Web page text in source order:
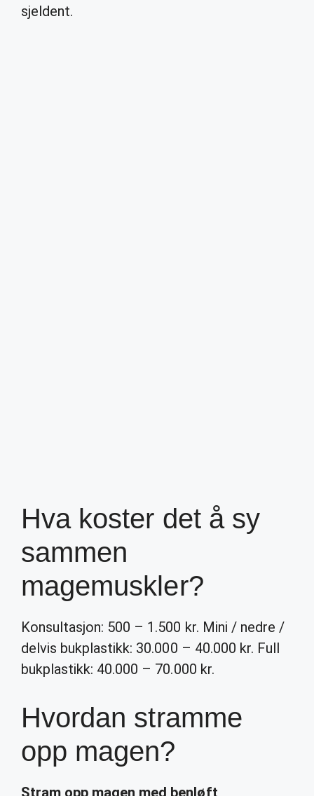
sjeldent.
Hva koster det å sy
sammen
magemuskler?
Konsultasjon: 500 – 1.500 kr. Mini / nedre /
delvis bukplastikk: 30.000 – 40.000 kr. Full
bukplastikk: 40.000 – 70.000 kr.
Hvordan stramme
opp magen?
Stram opp magen med benløft